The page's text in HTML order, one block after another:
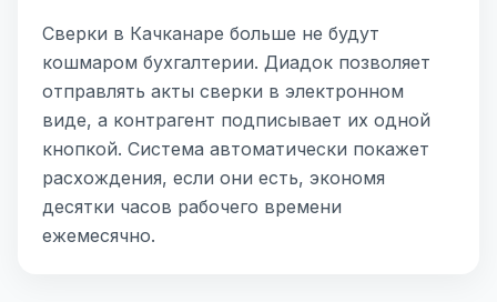
Сверки в Качканаре больше не будут
кошмаром бухгалтерии. Диадок позволяет
отправлять акты сверки в электронном
виде, а контрагент подписывает их одной
кнопкой. Система автоматически покажет
расхождения, если они есть, экономя
десятки часов рабочего времени
ежемесячно.